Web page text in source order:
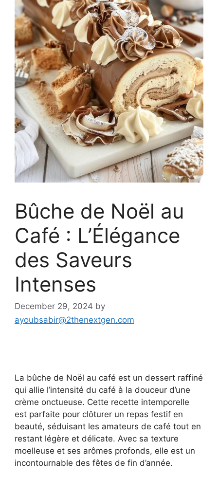
Bûche de Noël au
Café : L’Élégance
des Saveurs
Intenses
December 29, 2024 by
ayoubsabir@2thenextgen.com
La bûche de Noël au café est un dessert raffiné
qui allie l’intensité du café à la douceur d’une
crème onctueuse. Cette recette intemporelle
est parfaite pour clôturer un repas festif en
beauté, séduisant les amateurs de café tout en
restant légère et délicate. Avec sa texture
moelleuse et ses arômes profonds, elle est un
incontournable des fêtes de fin d’année.